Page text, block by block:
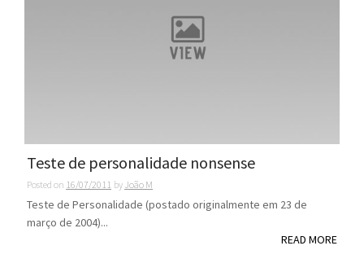
Teste de personalidade nonsense
Posted on 16/07/2011 by João M
Teste de Personalidade (postado originalmente em 23 de
março de 2004)...
READ MORE